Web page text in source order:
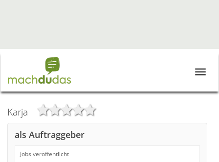
Toggle
Karja
als Auftraggeber
Jobs veröffentlicht